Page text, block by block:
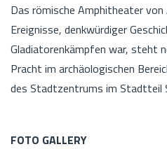
Das römische Amphitheater
Ereignisse, denkwürdiger
Gladiatorenkämpfen war, steht
Pracht im archäologischen
des Stadtzentrums im Stadtteil
FOTO GALLERY